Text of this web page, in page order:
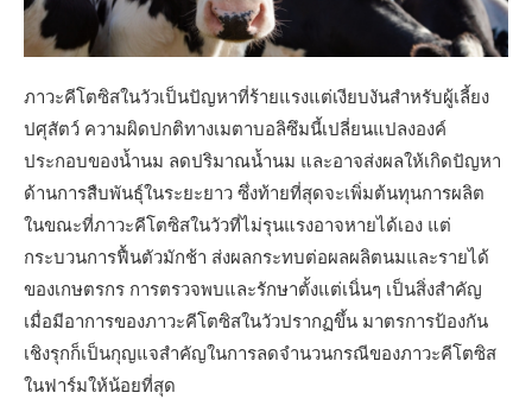
ภาวะคีโตซิสในวัวเป็นปัญหาที่ร้ายแรงแต่เงียบงันสำหรับผู้เลี้ยง
ปศุสัตว์ ความผิดปกติทางเมตาบอลิซึมนี้เปลี่ยนแปลงองค์
ประกอบของน้ำนม ลดปริมาณน้ำนม และอาจส่งผลให้เกิดปัญหา
ด้านการสืบพันธุ์ในระยะยาว ซึ่งท้ายที่สุดจะเพิ่มต้นทุนการผลิต
ในขณะที่ภาวะคีโตซิสในวัวที่ไม่รุนแรงอาจหายได้เอง แต่
กระบวนการฟื้นตัวมักช้า ส่งผลกระทบต่อผลผลิตนมและรายได้
ของเกษตรกร การตรวจพบและรักษาตั้งแต่เนิ่นๆ เป็นสิ่งสำคัญ
เมื่อมีอาการของภาวะคีโตซิสในวัวปรากฏขึ้น มาตรการป้องกัน
เชิงรุกก็เป็นกุญแจสำคัญในการลดจำนวนกรณีของภาวะคีโตซิส
ในฟาร์มให้น้อยที่สุด